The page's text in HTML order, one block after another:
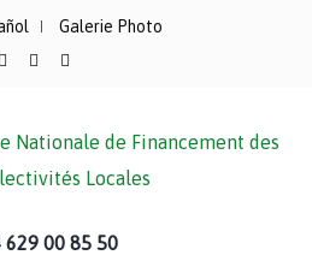
Galerie Photo
629 00 85 50